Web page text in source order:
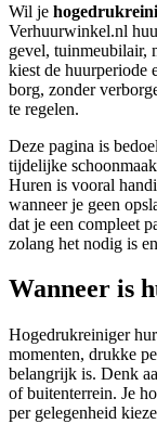
Wil je
Verhuurwinkel.nl
gevel, tuinmeubilair,
kiest de huurperiode
borg, zonder
te regelen.
Deze pagina is
tijdelijke
Huren is vooral
wanneer je geen
dat je een compleet
zolang het nodig is
Wanneer is
Hogedrukreiniger
momenten, drukke
belangrijk is. Denk
of buitenterrein. Je
per gelegenheid